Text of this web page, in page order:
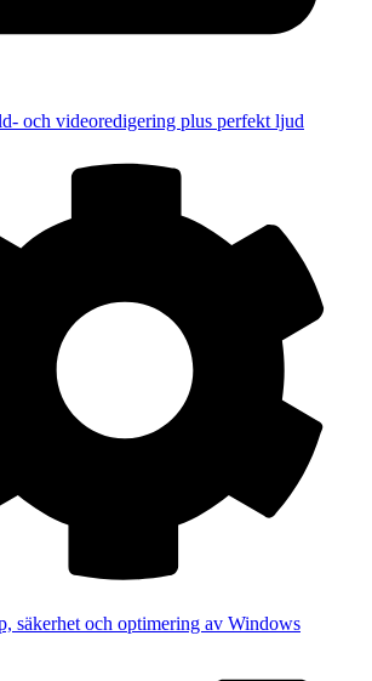
och videoredigering plus perfekt ljud
säkerhet och optimering av Windows